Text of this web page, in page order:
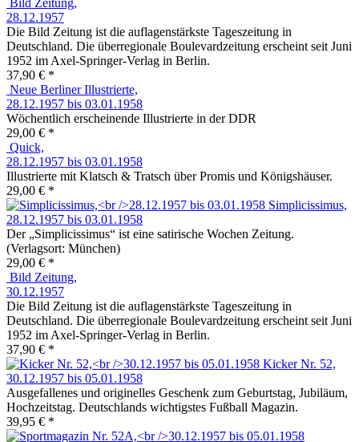
28.12.1957
Die Bild Zeitung ist die auflagenstärkste Tageszeitung in
Deutschland. Die überregionale Boulevardzeitung erscheint seit Juni
1952 im Axel-Springer-Verlag in Berlin.
37,90 € *
Neue Berliner Illustrierte,
28.12.1957 bis 03.01.1958
Wöchentlich erscheinende Illustrierte in der DDR
29,00 € *
Quick,
28.12.1957 bis 03.01.1958
Illustrierte mit Klatsch & Tratsch über Promis und Königshäuser.
29,00 € *
Simplicissimus,
28.12.1957 bis 03.01.1958
Der „Simplicissimus“ ist eine satirische Wochen Zeitung.
(Verlagsort: München)
29,00 € *
Bild Zeitung,
30.12.1957
Die Bild Zeitung ist die auflagenstärkste Tageszeitung in
Deutschland. Die überregionale Boulevardzeitung erscheint seit Juni
1952 im Axel-Springer-Verlag in Berlin.
37,90 € *
Kicker Nr. 52,
30.12.1957 bis 05.01.1958
Ausgefallenes und originelles Geschenk zum Geburtstag, Jubiläum,
Hochzeitstag. Deutschlands wichtigstes Fußball Magazin.
39,95 € *